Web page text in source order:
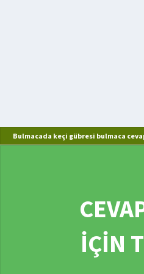
Bulmacada keçi gübresi bulmaca
İÇİN